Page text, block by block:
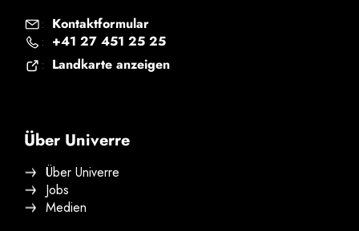
: Kontaktformular
: +41 27 451 25 25
: Landkarte anzeigen
Über Univerre
Über Univerre
Jobs
Medien